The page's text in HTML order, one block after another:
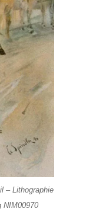
– Lithographie
NIM00970